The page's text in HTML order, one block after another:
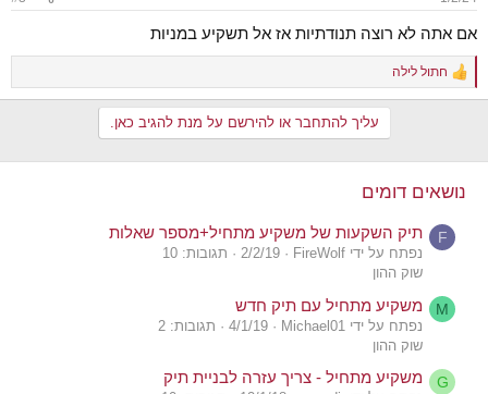
אם אתה לא רוצה תנודתיות אז אל תשקיע במניות
R
e
i
n
חתול לילה
עליך להתחבר או להירשם על מנת להגיב כאן.
נושאים דומים
F תיק השקעות של משקיע מתחיל+מספר שאלות
נפתח על ידי FireWolf 2/2/19
תגובות: 10
שוק ההון
M משקיע מתחיל עם תיק חדש
נפתח על ידי Michael01 4/1/19
תגובות: 2
שוק ההון
G משקיע מתחיל - צריך עזרה לבניית תיק